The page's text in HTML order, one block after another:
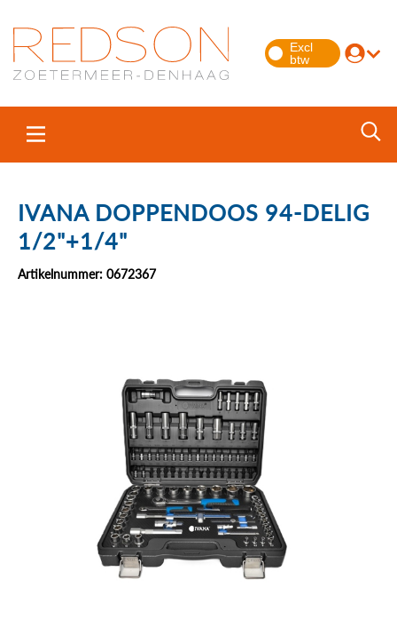
IVANA DOPPENDOOS 94-DELIG
1/2"+1/4"
Artikelnummer: 0672367